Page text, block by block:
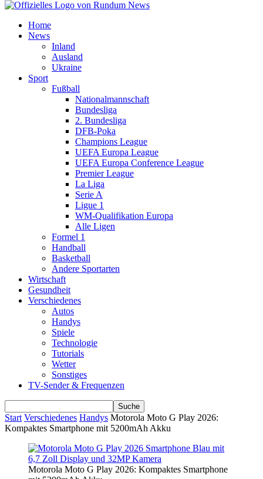
Home
News
Inland
Ausland
Ukraine
Sport
Fußball
Nationalmannschaft
Bundesliga
2. Bundesliga
DFB-Poka
Champions League
UEFA Europa League
UEFA Europa Conference League
Premier League
La Liga
Serie A
Ligue 1
WM-Qualifikation Europa
Alle Ligen
Formel 1
Handball
Basketball
Andere Sportarten
Wirtschaft
Gesundheit
Verschiedenes
Autos
Handys
Spiele
Technologie
Tutorials
Wetter
Sonstiges
TV-Sender & Frequenzen
Start Verschiedenes Handys Motorola Moto G Play 2026:
Kompaktes Smartphone mit 5200mAh Akku
Motorola Moto G Play 2026: Kompaktes Smartphone